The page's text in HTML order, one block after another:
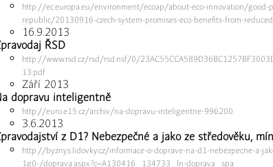
http://ec.europa.eu/environment/ecoap/about-eco-innovation/good-
republic/20130916-czech-system-promises-eco-benefits-from-
16.9.2013
ŘSD
http://www.rsd.cz/rsd/rsd.nsf/0/
13.pdf
Září 2013
dopravu inteligentně
http://euro.e15.cz/archiv/na-dopravu-inteligentne-996200
3.6.2013
z D1? Nebezpečné a jako ze středověku,
http://byznys.lidovky.cz/informace-o-doprave-na-d1-nebezpecne-a-
1g0-/doprava.aspx?c=A130416_134733_ln-doprava_spa